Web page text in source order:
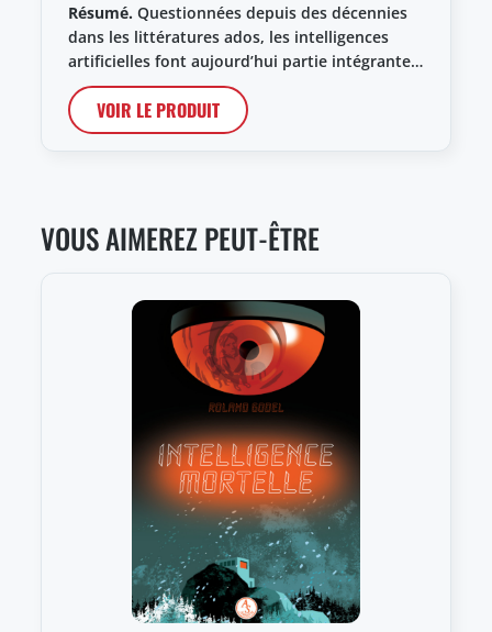
Résumé. Questionnées depuis des décennies
dans les littératures ados, les intelligences
artificielles font aujourd’hui partie intégrante…
VOIR LE PRODUIT
VOUS AIMEREZ PEUT-ÊTRE